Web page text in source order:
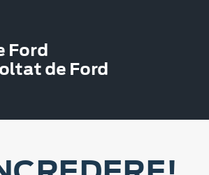
Ford
de Ford